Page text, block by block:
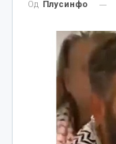
Од Плусинфо